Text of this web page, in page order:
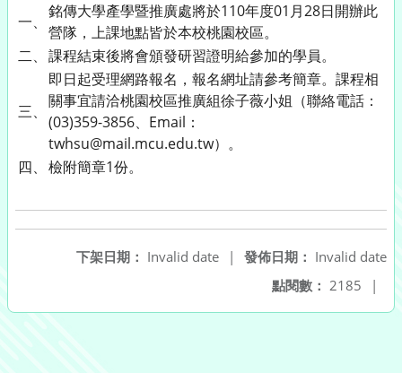
一、
銘傳大學產學暨推廣處將於110年度01月28日開辦此
營隊，上課地點皆於本校桃園校區。
二、 課程結束後將會頒發研習證明給參加的學員。
三、
即日起受理網路報名，報名網址請參考簡章。課程相
關事宜請洽桃園校區推廣組徐子薇小姐（聯絡電話：
(03)359-3856、Email：
twhsu@mail.mcu.edu.tw）。
四、 檢附簡章1份。
發佈日期： Invalid date
下架日期： Invalid date
|
點閱數： 2185 |